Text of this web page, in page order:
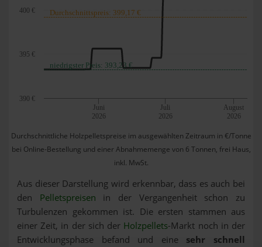
Durchschnittspreis: 399,17 €
niedrigster Preis: 393,23 €
Juni
2026
Juli
2026
August
2026
390 €
395 €
400 €
Durchschnittliche Holzpelletspreise im ausgewählten Zeitraum in €/Tonne
bei Online-Bestellung und einer Abnahmemenge von 6 Tonnen, frei Haus,
inkl. MwSt.
Aus dieser Darstellung wird erkennbar, dass es auch bei
den Pelletspreisen in der Vergangenheit schon zu
Turbulenzen gekommen ist. Die ersten stammen aus
einer Zeit, in der sich der Holzpellets-Markt noch in der
Entwicklungsphase befand und eine sehr schnell